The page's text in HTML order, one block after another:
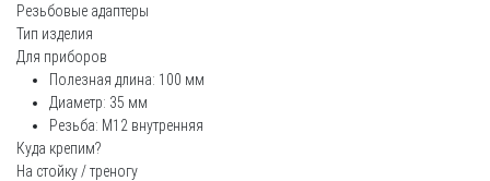
Резьбовые адаптеры
Тип изделия
Для приборов
Полезная длина: 100 мм
Диаметр: 35 мм
Резьба: М12 внутренняя
Куда крепим?
На стойку / треногу